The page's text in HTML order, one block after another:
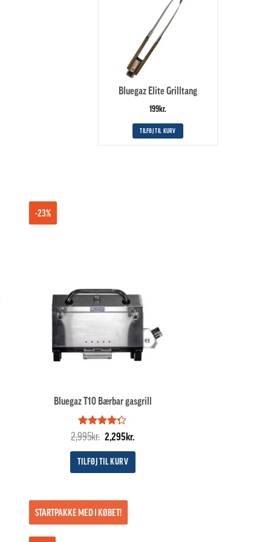
Bluegaz Elite Grilltang
199kr.
TILFØJ TIL KURV
-23%
Bluegaz T10 Bærbar gasgrill
Vurderet
ud
af 5
2,995kr. Den
pris
var:
2,295kr.Den
er:
TILFØJ TIL KURV
STARTPAKKE MED I KØBET!